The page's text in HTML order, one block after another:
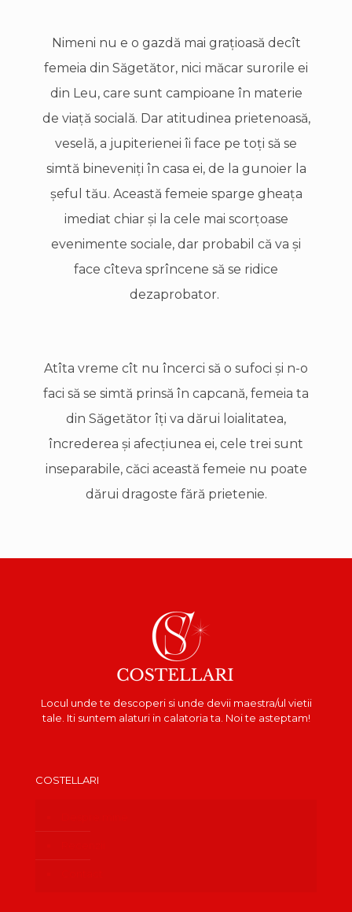
Nimeni nu e o gazdă mai graţioasă decît
femeia din Săgetător, nici măcar surorile ei
din Leu, care sunt campioane în materie
de viaţă socială. Dar atitudinea prietenoasă,
veselă, a jupiterienei îi face pe toţi să se
simtă bineveniţi în casa ei, de la gunoier la
şeful tău. Această femeie sparge gheaţa
imediat chiar şi la cele mai scorţoase
evenimente sociale, dar probabil că va şi
face cîteva sprîncene să se ridice
dezaprobator.
Atîta vreme cît nu încerci să o sufoci şi n-o
faci să se simtă prinsă în capcană, femeia ta
din Săgetător îţi va dărui loialitatea,
încrederea şi afecţiunea ei, cele trei sunt
inseparabile, căci această femeie nu poate
dărui dragoste fără prietenie.
Locul unde te descoperi si unde devii maestra/ul vietii
tale. Iti suntem alaturi in calatoria ta. Noi te asteptam!
COSTELLARI